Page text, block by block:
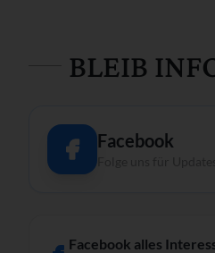
BLEIB
Facebook
Facebook alles